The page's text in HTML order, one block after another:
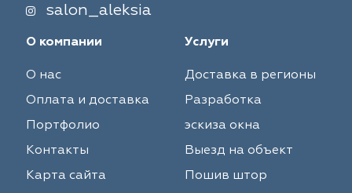
salon_aleksia
О компании
О нас
Оплата и доставка
Портфолио
Контакты
Карта сайта
Услуги
Доставка в регионы
Разработка
эскиза окна
Выезд на объект
Пошив штор